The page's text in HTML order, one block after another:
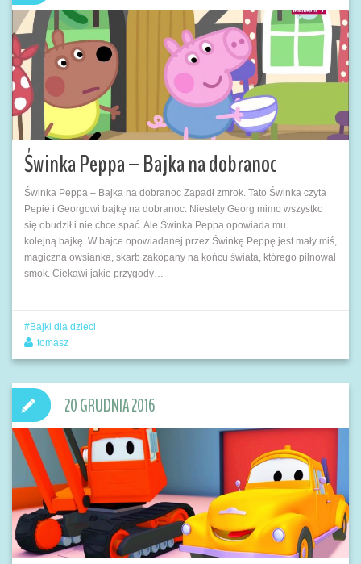
Świnka Peppa – Bajka na dobranoc
Świnka Peppa – Bajka na dobranoc Zapadł zmrok. Tato Świnka czyta
Pepie i Georgowi bajkę na dobranoc. Niestety Georg mimo wszystko
się obudził i nie chce spać. Ale Świnka Peppa opowiada mu
kolejną bajkę. W bajce opowiadanej przez Świnkę Peppę jest mały miś,
magiczna owsianka, skarb zakopany na końcu świata, którego pilnował
smok. Ciekawi jakie przygody…
Bajki dla dzieci
tomasz
20 GRUDNIA 2016